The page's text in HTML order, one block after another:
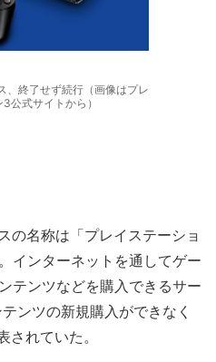
、終了せず続行（画像はプレ
公式サイトから）
の名称は「プレイステーショ
インターネットを通してゲー
テンツなどを購入できるサー
ンツの新規購入ができなく
れていた。